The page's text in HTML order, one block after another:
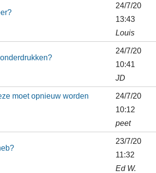
24/7/20
13:43
Louis
24/7/20
10:41
JD
moet opnieuw worden
24/7/20
10:12
peet
23/7/20
11:32
Ed W.